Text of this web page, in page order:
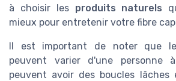
à choisir les produits naturels
mieux pour entretenir votre fibre
Il est important de noter que
peuvent varier d'une personne
peuvent avoir des boucles lâches